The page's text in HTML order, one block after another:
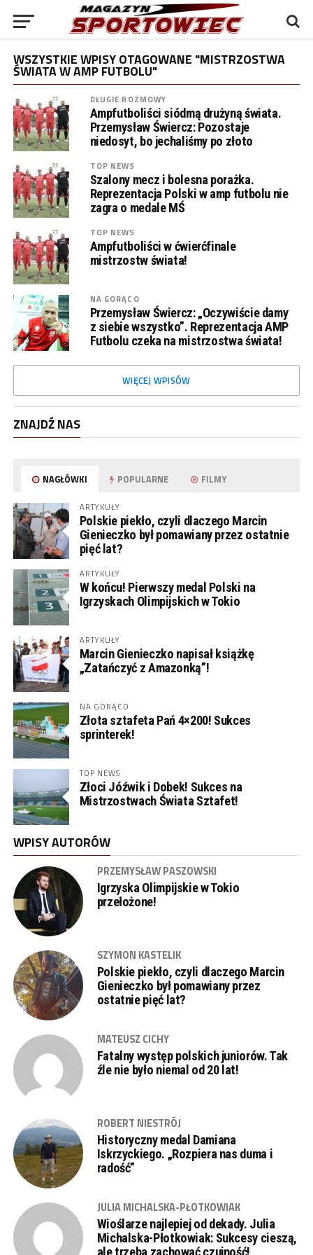
WSZYSTKIE WPISY OTAGOWANE "MISTRZOSTWA
ŚWIATA W AMP FUTBOLU"
DŁUGIE ROZMOWY
Ampfutboliści siódmą drużyną świata.
Przemysław Świercz: Pozostaje
niedosyt, bo jechaliśmy po złoto
TOP NEWS
Szalony mecz i bolesna porażka.
Reprezentacja Polski w amp futbolu nie
zagra o medale MŚ
TOP NEWS
Ampfutboliści w ćwierćfinale
mistrzostw świata!
NA GORĄCO
Przemysław Świercz: „Oczywiście damy
z siebie wszystko”. Reprezentacja AMP
Futbolu czeka na mistrzostwa świata!
WIĘCEJ WPISÓW
ZNAJDŹ NAS
NAGŁÓWKI POPULARNE FILMY
ARTYKUŁY
Polskie piekło, czyli dlaczego Marcin
Gienieczko był pomawiany przez ostatnie
pięć lat?
ARTYKUŁY
W końcu! Pierwszy medal Polski na
Igrzyskach Olimpijskich w Tokio
ARTYKUŁY
Marcin Gienieczko napisał książkę
„Zatańczyć z Amazonką”!
NA GORĄCO
Złota sztafeta Pań 4×200! Sukces
sprinterek!
TOP NEWS
Złoci Jóźwik i Dobek! Sukces na
Mistrzostwach Świata Sztafet!
WPISY AUTORÓW
PRZEMYSŁAW PASZOWSKI
Igrzyska Olimpijskie w Tokio
przełożone!
SZYMON KASTELIK
Polskie piekło, czyli dlaczego Marcin
Gienieczko był pomawiany przez
ostatnie pięć lat?
MATEUSZ CICHY
Fatalny występ polskich juniorów. Tak
źle nie było niemal od 20 lat!
ROBERT NIESTRÓJ
Historyczny medal Damiana
Iskrzyckiego. „Rozpiera nas duma i
radość”
JULIA MICHALSKA-PŁOTKOWIAK
Wioślarze najlepiej od dekady. Julia
Michalska-Płotkowiak: Sukcesy cieszą,
ale trzeba zachować czujność!